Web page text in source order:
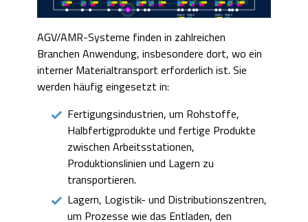
AGV/AMR-Systeme finden in zahlreichen
Branchen Anwendung, insbesondere dort, wo ein
interner Materialtransport erforderlich ist. Sie
werden häufig eingesetzt in:
Fertigungsindustrien, um Rohstoffe,
Halbfertigprodukte und fertige Produkte
zwischen Arbeitsstationen,
Produktionslinien und Lagern zu
transportieren.
Lagern, Logistik- und Distributionszentren,
um Prozesse wie das Entladen, den